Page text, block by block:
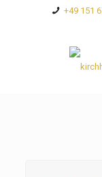
+49 151